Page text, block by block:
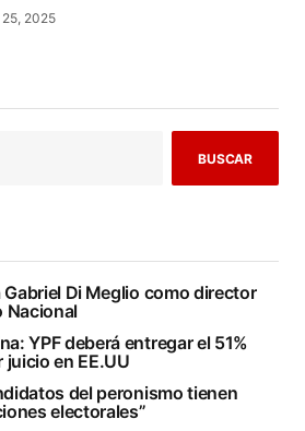
2025
BUSCAR
Gabriel Di Meglio como director
Nacional
YPF deberá entregar el 51%
en EE.UU
del peronismo tienen
electorales”